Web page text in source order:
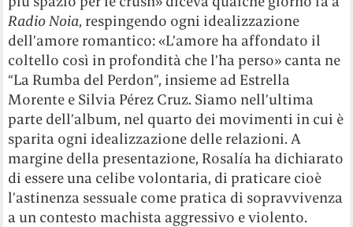
Radio Noia, respingendo ogni idealizzazione
dell’amore romantico: «L’amore ha affondato il
coltello così in profondità che l’ha perso» canta ne
“La Rumba del Perdon”, insieme ad Estrella
Morente e Silvia Pérez Cruz. Siamo nell’ultima
parte dell’album, nel quarto dei movimenti in cui è
sparita ogni idealizzazione delle relazioni. A
margine della presentazione, Rosalía ha dichiarato
di essere una celibe volontaria, di praticare cioè
l’astinenza sessuale come pratica di sopravvivenza
a un contesto machista aggressivo e violento.